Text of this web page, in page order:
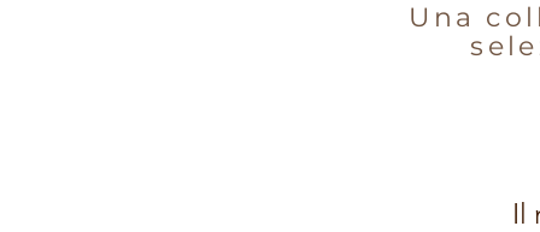
Una
Il